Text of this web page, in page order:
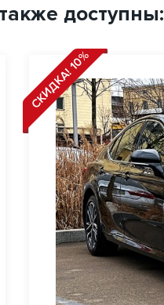
доступны:
СКИДКА! 10%